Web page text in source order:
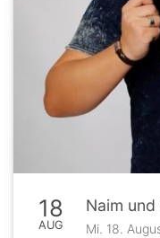
18
AUG
Naim und
Mi. 18.